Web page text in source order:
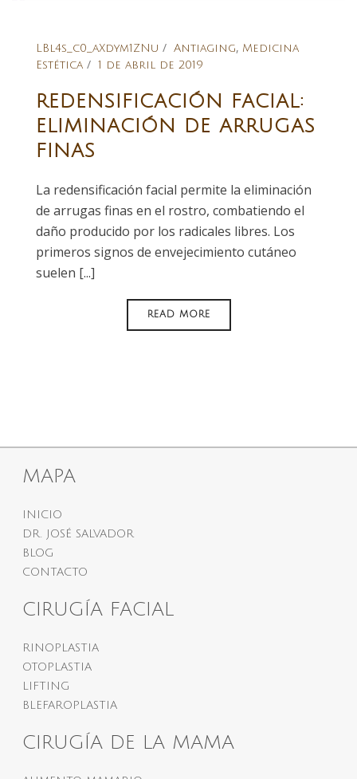
LBl4s_c0_aXdym1ZNu Antiaging, Medicina
Estética
1 de abril de 2019
REDENSIFICACIÓN FACIAL:
ELIMINACIÓN DE ARRUGAS
FINAS
La redensificación facial permite la eliminación
de arrugas finas en el rostro, combatiendo el
daño producido por los radicales libres. Los
primeros signos de envejecimiento cutáneo
suelen [...]
READ MORE
MAPA
INICIO
DR. JOSÉ SALVADOR
BLOG
CONTACTO
CIRUGÍA FACIAL
RINOPLASTIA
OTOPLASTIA
LIFTING
BLEFAROPLASTIA
CIRUGÍA DE LA MAMA